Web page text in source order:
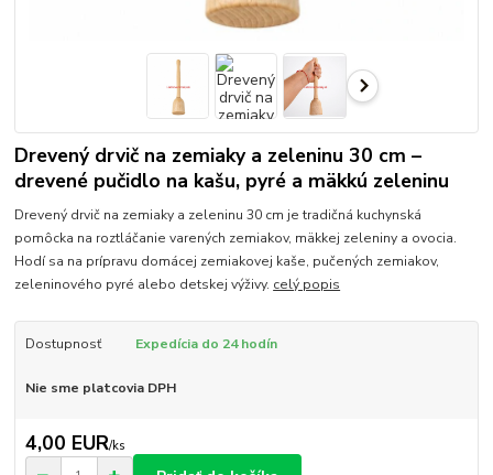
Drevený drvič na zemiaky a zeleninu 30 cm –
drevené pučidlo na kašu, pyré a mäkkú zeleninu
Drevený drvič na zemiaky a zeleninu 30 cm je tradičná kuchynská
pomôcka na roztláčanie varených zemiakov, mäkkej zeleniny a ovocia.
Hodí sa na prípravu domácej zemiakovej kaše, pučených zemiakov,
zeleninového pyré alebo detskej výživy. celý popis
Dostupnosť Expedícia do 24 hodín
Nie sme platcovia DPH
4,00 EUR/ks